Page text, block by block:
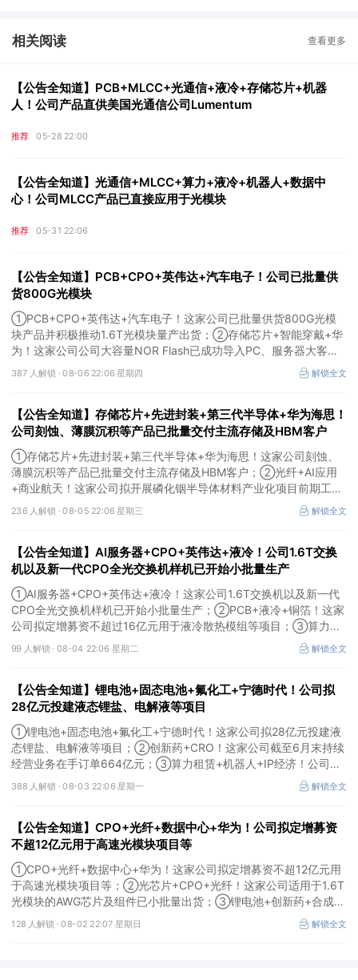
相关阅读 查看更多
【公告全知道】PCB+MLCC+光通信+液冷+存储芯片+机器
人！公司产品直供美国光通信公司Lumentum
推荐 05-28 22:00
【公告全知道】光通信+MLCC+算力+液冷+机器人+数据中
心！公司MLCC产品已直接应用于光模块
推荐 05-31 22:06
【公告全知道】PCB+CPO+英伟达+汽车电子！公司已批量供
货800G光模块
①PCB+CPO+英伟达+汽车电子！这家公司已批量供货800G光模
块产品并积极推动1.6T光模块量产出货；②存储芯片+智能穿戴+华
为！这家公司公司大容量NOR Flash已成功导入PC、服务器大客
户；③边缘计算+智慧灯杆！公司拟跨界布局固态存储标的。
387 人解锁 ·08-06 22:06 星期四 解锁全文
【公告全知道】存储芯片+先进封装+第三代半导体+华为海思！
公司刻蚀、薄膜沉积等产品已批量交付主流存储及HBM客户
①存储芯片+先进封装+第三代半导体+华为海思！这家公司刻蚀、
薄膜沉积等产品已批量交付主流存储及HBM客户；②光纤+AI应用
+商业航天！这家公司拟开展磷化铟半导体材料产业化项目前期工
作；③MLCC+光模块+商业航天+军工！公司拟定增募资不超3亿元
用于MLCC相关项目。
236 人解锁 ·08-05 22:06 星期三 解锁全文
【公告全知道】AI服务器+CPO+英伟达+液冷！公司1.6T交换
机以及新一代CPO全光交换机样机已开始小批量生产
①AI服务器+CPO+英伟达+液冷！这家公司1.6T交换机以及新一代
CPO全光交换机样机已开始小批量生产；②PCB+液冷+铜箔！这家
公司拟定增募资不超过16亿元用于液冷散热模组等项目；③算力
+云计算+华为鲲鹏！公司签署超46亿元算力服务合同。
99 人解锁 · 08-04 22:06 星期二 解锁全文
【公告全知道】锂电池+固态电池+氟化工+宁德时代！公司拟
28亿元投建液态锂盐、电解液等项目
①锂电池+固态电池+氟化工+宁德时代！这家公司拟28亿元投建液
态锂盐、电解液等项目；②创新药+CRO！这家公司截至6月末持续
经营业务在手订单664亿元；③算力租赁+机器人+IP经济！公司签
署32亿元算力服务合同。
388 人解锁 ·08-03 22:06 星期一 解锁全文
【公告全知道】CPO+光纤+数据中心+华为！公司拟定增募资
不超12亿元用于高速光模块项目等
①CPO+光纤+数据中心+华为！这家公司拟定增募资不超12亿元用
于高速光模块项目等；②光芯片+CPO+光纤！这家公司适用于1.6T
光模块的AWG芯片及组件已小批量出货；③锂电池+创新药+合成生
物！公司拟定增募资不超过7亿元以切入半导体供应链。
128 人解锁 ·08-02 22:07 星期日 解锁全文